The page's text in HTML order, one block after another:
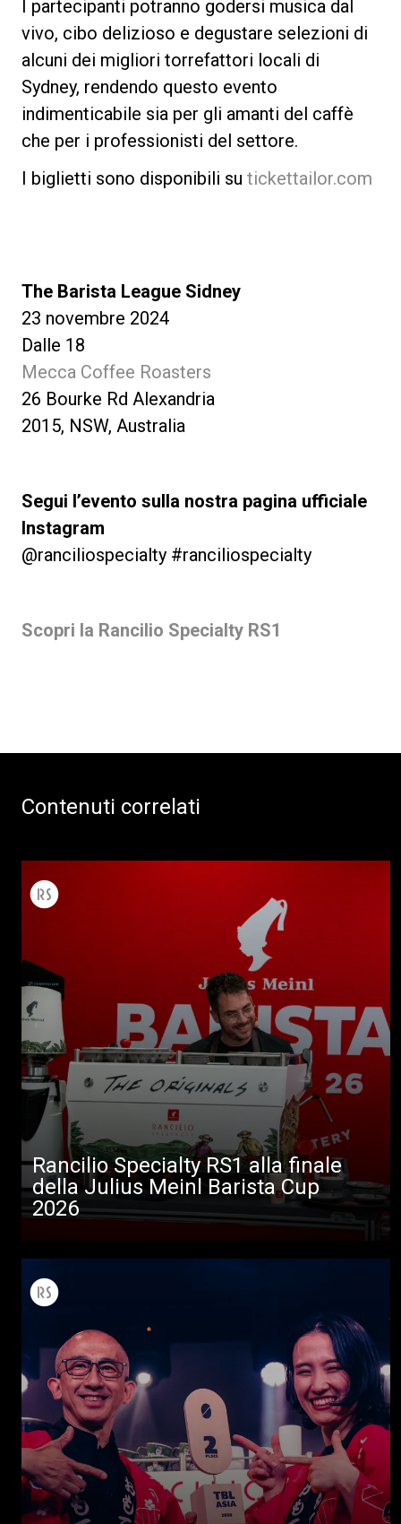
I partecipanti potranno godersi musica dal
vivo, cibo delizioso e degustare selezioni di
alcuni dei migliori torrefattori locali di
Sydney, rendendo questo evento
indimenticabile sia per gli amanti del caffè
che per i professionisti del settore.
I biglietti sono disponibili su tickettailor.com
The Barista League Sidney
23 novembre 2024
Dalle 18
Mecca Coffee Roasters
26 Bourke Rd Alexandria
2015, NSW, Australia
Segui l’evento sulla nostra pagina ufficiale
Instagram
@ranciliospecialty #ranciliospecialty
Scopri la Rancilio Specialty RS1
Contenuti correlati
Rancilio Specialty RS1 alla finale
della Julius Meinl Barista Cup
2026